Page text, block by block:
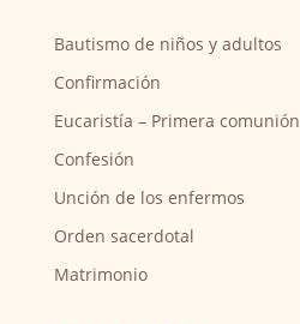
Bautismo de niños y adultos
Confirmación
Eucaristía – Primera comunión
Confesión
Unción de los enfermos
Orden sacerdotal
Matrimonio